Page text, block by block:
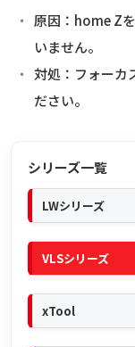
原因：home Z
いません。
対処：フォーカ
ださい。
シリーズ一覧
LWシリーズ
VLSシリーズ
xTool